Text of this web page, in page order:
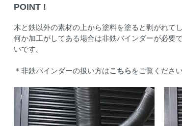
POINT !
木と鉄以外の素材の上から塗料を塗ると剥がれて
何か加工がしてある場合は非鉄バインダーが必要
いです。
＊非鉄バインダーの扱い方はこちらをご覧ください